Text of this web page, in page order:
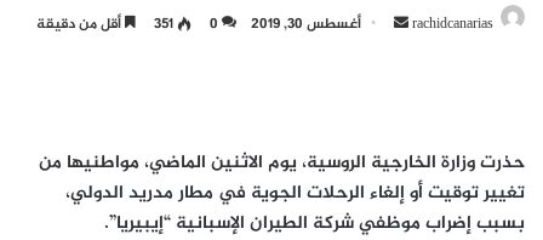
rachidcanarias
أرسل أغسطس 30, 2019 0
351 أقل من دقيقة
حذرت وزارة الخارجية الروسية، يوم الاثنين الماضي، مواطنيها من
تغيير توقيت أو إلغاء الرحلات الجوية في مطار مدريد الدولي،
بسبب إضراب موظفي شركة الطيران الإسبانية “إيبيريا”.